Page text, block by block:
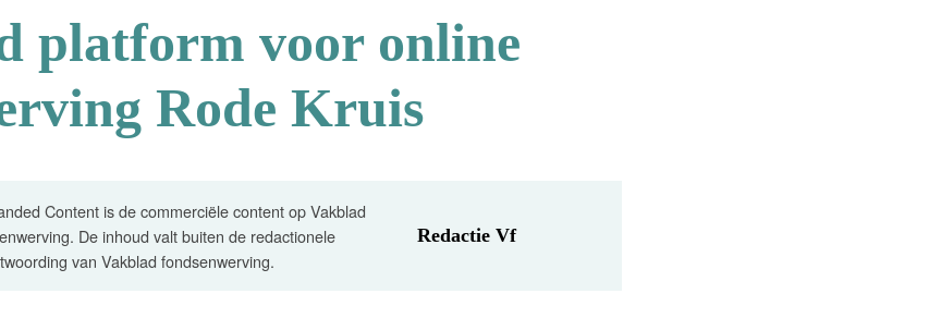
platform voor online
Rode Kruis
Content is de commerciële content op Vakblad
De inhoud valt buiten de redactionele
van Vakblad fondsenwerving.
Redactie Vf